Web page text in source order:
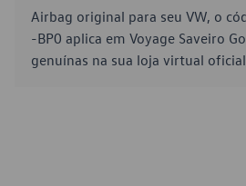
Airbag original para seu VW, o
-BP0 aplica em Voyage Saveiro
genuínas na sua loja virtual